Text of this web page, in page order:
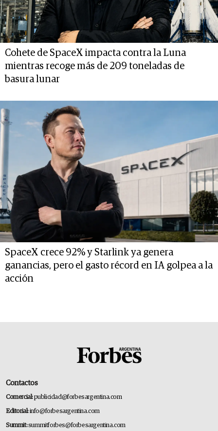
Cohete de SpaceX impacta contra la Luna
mientras recoge más de 209 toneladas de
basura lunar
SpaceX crece 92% y Starlink ya genera
ganancias, pero el gasto récord en IA golpea a la
acción
Contactos
Comercial:publicidad@forbesargentina.com
Editorial:info@forbesargentina.com
Summit:summitforbes@forbesargentina.com